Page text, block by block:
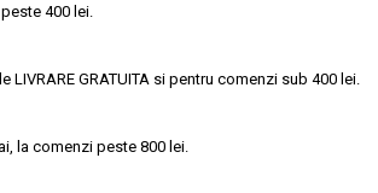
400 lei.
GRATUITA si pentru comenzi sub 400 lei.
la comenzi peste 800 lei.